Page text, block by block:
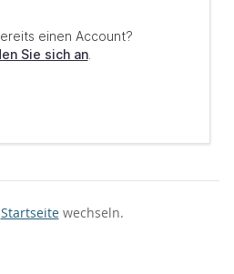
Startseitewechseln.